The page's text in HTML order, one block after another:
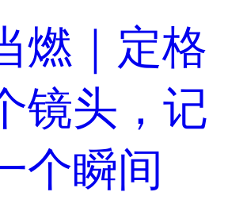
燃｜定格
镜头，记
个瞬间